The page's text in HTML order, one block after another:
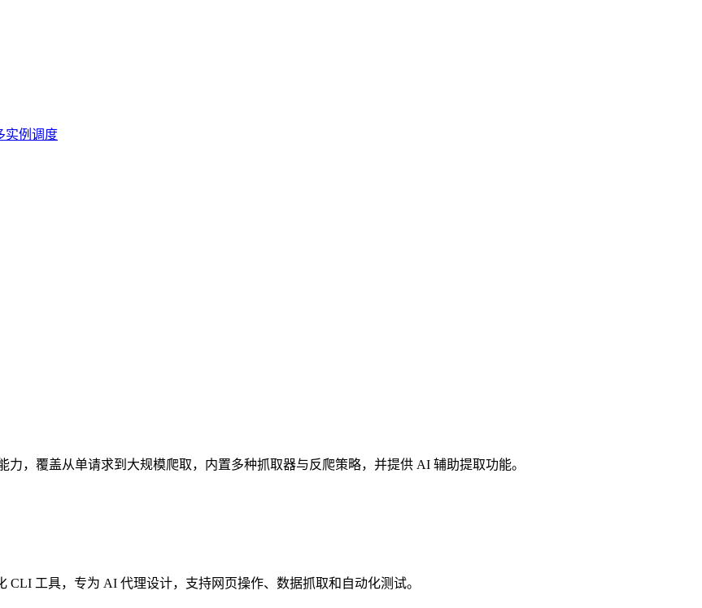
实例调度
力，覆盖从单请求到大规模爬取，内置多种抓取器与反爬策略，并提供 AI 辅助提取功能。
CLI 工具，专为 AI 代理设计，支持网页操作、数据抓取和自动化测试。